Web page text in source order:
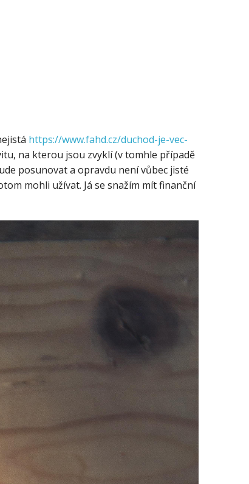
https://www.fahd.cz/duchod-je-vec-
na kterou jsou zvyklí (v tomhle případě
posunovat a opravdu není vůbec jisté
mohli užívat. Já se snažím mít finanční